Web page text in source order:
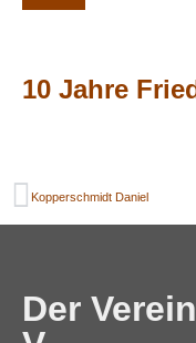
10 Jahre
Kopperschmidt Daniel
Der